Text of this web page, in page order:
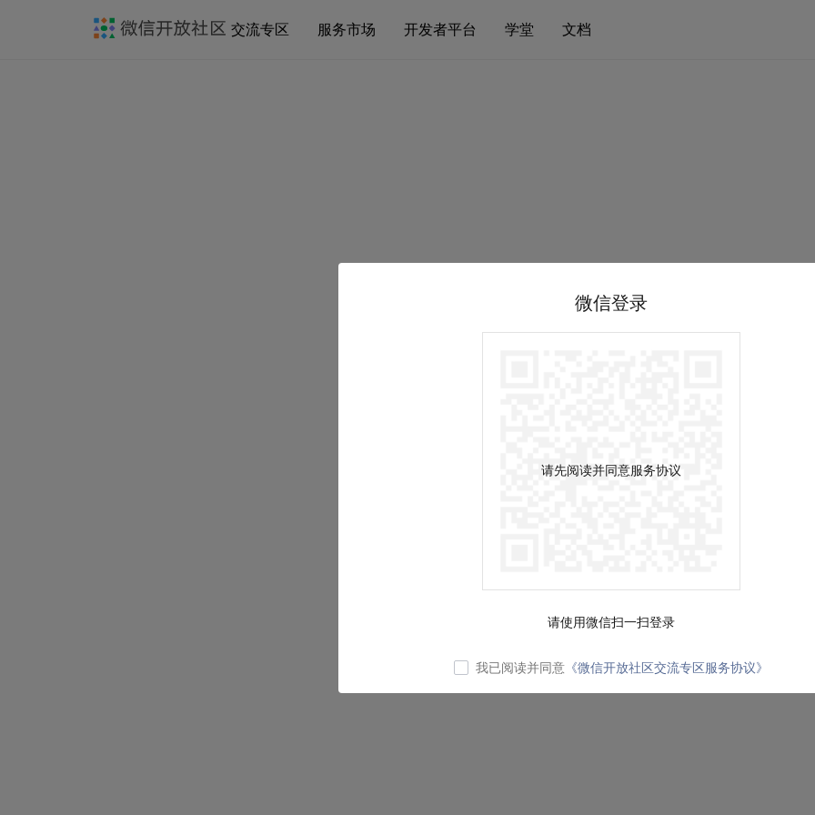
交流专区 服务市场 开发者平台 学堂 文档
微信登录
请先阅读并同意服务协议
请使用微信扫一扫登录
我已阅读并同意 《微信开放社区交流专区服务协议》